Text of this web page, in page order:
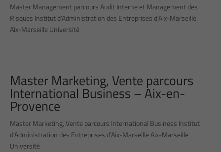
Master Management parcours Audit Interne et Management des
Risques Institut d’Administration des Entreprises d’Aix-Marseille
Aix-Marseille Université
Master Marketing, Vente parcours
International Business – Aix-en-
Provence
Master Marketing, Vente parcours International Business Institut
d’Administration des Entreprises d’Aix-Marseille Aix-Marseille
Université